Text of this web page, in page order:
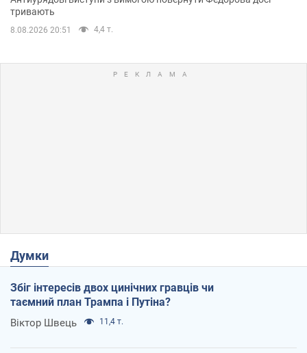
тривають
8.08.2026 20:51 4,4 т.
Думки
Збіг інтересів двох цинічних гравців чи
таємний план Трампа і Путіна?
Віктор Швець 11,4 т.